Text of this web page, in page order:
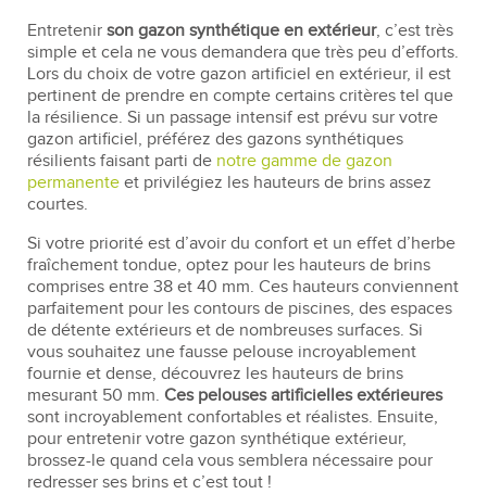
Entretenir son gazon synthétique en extérieur, c’est très
simple et cela ne vous demandera que très peu d’efforts.
Lors du choix de votre gazon artificiel en extérieur, il est
pertinent de prendre en compte certains critères tel que
la résilience. Si un passage intensif est prévu sur votre
gazon artificiel, préférez des gazons synthétiques
résilients faisant parti de notre gamme de gazon
permanente et privilégiez les hauteurs de brins assez
courtes.
Si votre priorité est d’avoir du confort et un effet d’herbe
fraîchement tondue, optez pour les hauteurs de brins
comprises entre 38 et 40 mm. Ces hauteurs conviennent
parfaitement pour les contours de piscines, des espaces
de détente extérieurs et de nombreuses surfaces. Si
vous souhaitez une fausse pelouse incroyablement
fournie et dense, découvrez les hauteurs de brins
mesurant 50 mm. Ces pelouses artificielles extérieures
sont incroyablement confortables et réalistes. Ensuite,
pour entretenir votre gazon synthétique extérieur,
brossez-le quand cela vous semblera nécessaire pour
redresser ses brins et c’est tout !